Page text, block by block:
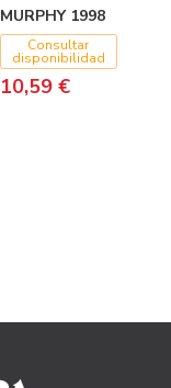
MURPHY 1998
Consultar
disponibilidad
10,59 €